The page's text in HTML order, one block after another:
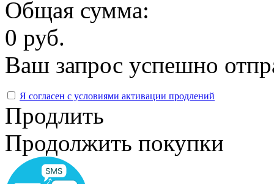
Общая сумма:
0 руб.
Ваш запрос успешно
Я согласен с условиями активации продлений
Продлить
Продолжить покупки